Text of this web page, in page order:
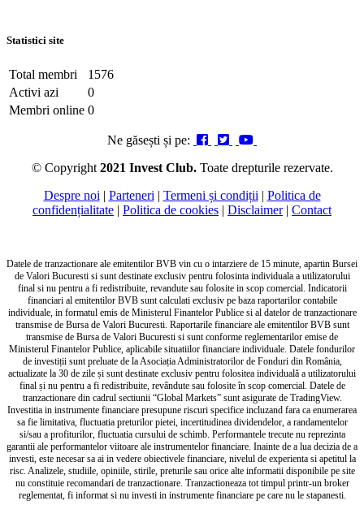
Statistici site
Total membri
1576
Activi azi
0
Membri online 0
Ne găsești și pe:
© Copyright 2021 Invest Club. Toate drepturile rezervate.
Despre noi | Parteneri | Termeni și condiții | Politica de
confidențialitate | Politica de cookies | Disclaimer| Contact
Datele de tranzactionare ale emitentilor BVB vin cu o intarziere de 15 minute, apartin Bursei
de Valori Bucuresti si sunt destinate exclusiv pentru folosinta individuala a utilizatorului
final si nu pentru a fi redistribuite, revandute sau folosite in scop comercial. Indicatorii
financiari al emitentilor BVB sunt calculati exclusiv pe baza raportarilor contabile
individuale, in formatul emis de Ministerul Finantelor Publice si al datelor de tranzactionare
transmise de Bursa de Valori Bucuresti. Raportarile financiare ale emitentilor BVB sunt
transmise de Bursa de Valori Bucuresti si sunt conforme reglementarilor emise de
Ministerul Finantelor Publice, aplicabile situatiilor financiare individuale. Datele fondurilor
de investiții sunt preluate de la Asociația Administratorilor de Fonduri din România,
actualizate la 30 de zile și sunt destinate exclusiv pentru folositea individuală a utilizatorului
final și nu pentru a fi redistribuite, revândute sau folosite în scop comercial. Datele de
tranzactionare din cadrul sectiunii “Global Markets” sunt asigurate de TradingView.
Investitia in instrumente financiare presupune riscuri specifice incluzand fara ca enumerarea
sa fie limitativa, fluctuatia preturilor pietei, incertitudinea dividendelor, a randamentelor
si/sau a profiturilor, fluctuatia cursului de schimb. Performantele trecute nu reprezinta
garantii ale performantelor viitoare ale instrumentelor financiare. Inainte de a lua decizia de a
investi, este necesar sa ai in vedere obiectivele financiare, nivelul de experienta si apetitul la
risc. Analizele, studiile, opiniile, stirile, preturile sau orice alte informatii disponibile pe site
nu constituie recomandari de tranzactionare. Tranzactioneaza tot timpul printr-un broker
reglementat, fi informat si nu investi in instrumente financiare pe care nu le stapanesti.